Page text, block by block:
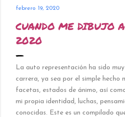
febrero 19, 2020
CUANDO ME
2020
La auto representación ha sido
carrera, ya sea por el simple hecho
facetas, estados de ánimo, así
mi propia identidad, luchas,
conocidas. Este es un compilado